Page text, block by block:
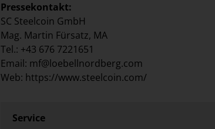
Pressekontakt:
SC Steelcoin GmbH
Mag. Martin Fürsatz, MA
Tel.: +43 676 7221651
Email: mf@loebellnordberg.com
Web: https://www.steelcoin.com/
Service